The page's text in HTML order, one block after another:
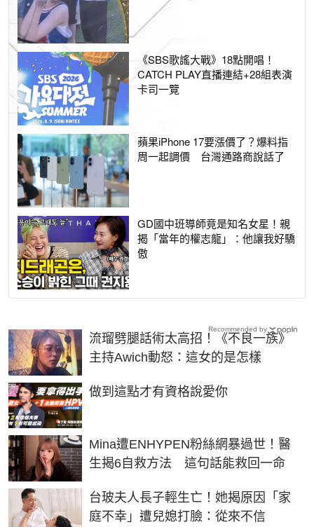
《SBS歌謠大戰》18點開唱！
CATCH PLAY直播連結+28組表演
卡司一覽
蘋果iPhone 17要漲價了？爆料指
周一起調價 台灣通路商說話了
GD國中班導師竟是知名女星！親
揭「當年的權志龍」：他讓我好驕
傲
流瑠劈腿話術太高招！《不良一族》
主持Awich動怒：這女的是怎樣
做到這點才有資格說愛你
PR
Mina遭ENHYPEN粉絲網暴過世！醫
生揭6自救方法 這句話能救回一命
台玻夫人長子輕生亡！她揭原因「家
庭不幸」遭兒媳打臉：從來不信
Recommended by